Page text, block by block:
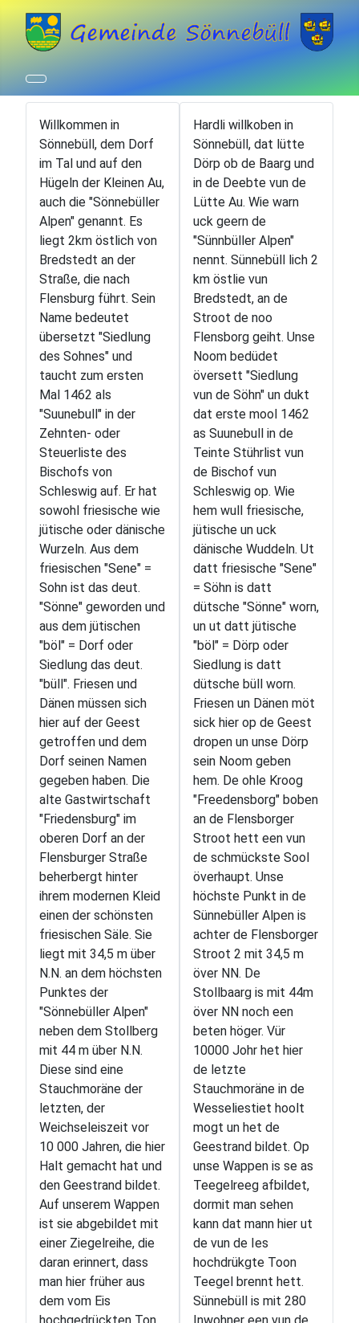
Willkommen in
Sönnebüll, dem Dorf
im Tal und auf den
Hügeln der Kleinen Au,
auch die "Sönnebüller
Alpen" genannt. Es
liegt 2km östlich von
Bredstedt an der
Straße, die nach
Flensburg führt. Sein
Name bedeutet
übersetzt "Siedlung
des Sohnes" und
taucht zum ersten
Mal 1462 als
"Suunebull" in der
Zehnten- oder
Steuerliste des
Bischofs von
Schleswig auf. Er hat
sowohl friesische wie
jütische oder dänische
Wurzeln. Aus dem
friesischen "Sene" =
Sohn ist das deut.
"Sönne" geworden und
aus dem jütischen
"böl" = Dorf oder
Siedlung das deut.
"büll". Friesen und
Dänen müssen sich
hier auf der Geest
getroffen und dem
Dorf seinen Namen
gegeben haben. Die
alte Gastwirtschaft
"Friedensburg" im
oberen Dorf an der
Flensburger Straße
beherbergt hinter
ihrem modernen Kleid
einen der schönsten
friesischen Säle. Sie
liegt mit 34,5 m über
N.N. an dem höchsten
Punktes der
"Sönnebüller Alpen"
neben dem Stollberg
mit 44 m über N.N.
Diese sind eine
Stauchmoräne der
letzten, der
Weichseleiszeit vor
10 000 Jahren, die hier
Halt gemacht hat und
den Geestrand bildet.
Auf unserem Wappen
ist sie abgebildet mit
einer Ziegelreihe, die
daran erinnert, dass
man hier früher aus
dem vom Eis
hochgedrückten Ton
Hardli willkoben in
Sönnebüll, dat lütte
Dörp ob de Baarg und
in de Deebte vun de
Lütte Au. Wie warn
uck geern de
"Sünnbüller Alpen"
nennt. Sünnebüll lich 2
km östlie vun
Bredstedt, an de
Stroot de noo
Flensborg geiht. Unse
Noom bedüdet
översett "Siedlung
vun de Söhn" un dukt
dat erste mool 1462
as Suunebull in de
Teinte Stührlist vun
de Bischof vun
Schleswig op. Wie
hem wull friesische,
jütische un uck
dänische Wuddeln. Ut
datt friesische "Sene"
= Söhn is datt
dütsche "Sönne" worn,
un ut datt jütische
"böl" = Dörp oder
Siedlung is datt
dütsche büll worn.
Friesen un Dänen möt
sick hier op de Geest
dropen un unse Dörp
sein Noom geben
hem. De ohle Kroog
"Freedensborg" boben
an de Flensborger
Stroot hett een vun
de schmückste Sool
överhaupt. Unse
höchste Punkt in de
Sünnebüller Alpen is
achter de Flensborger
Stroot 2 mit 34,5 m
över NN. De
Stollbaarg is mit 44m
över NN noch een
beten höger. Vür
10000 Johr het hier
de letzte
Stauchmoräne in de
Wesseliestiet hoolt
mogt un het de
Geestrand bildet. Op
unse Wappen is se as
Teegelreeg afbildet,
dormit man sehen
kann dat mann hier ut
de vun de Ies
hochdrükgte Toon
Teegel brennt hett.
Sünnebüll is mit 280
Inwohner een vun de